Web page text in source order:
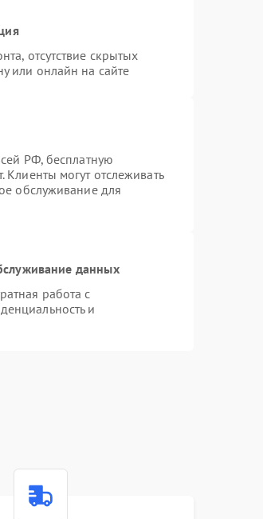
отсутствие скрытых
или онлайн на сайте
РФ, бесплатную
могут отслеживать
обслуживание для
данных
работа с
и